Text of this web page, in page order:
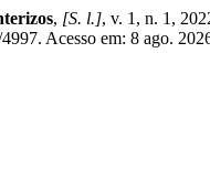
, [S. l.], v. 1, n. 1,
Acesso em: 8 ago.